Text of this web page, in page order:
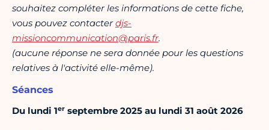
souhaitez compléter les informations de cette fiche,
vous pouvez contacterdjs-
missioncommunication@paris.fr.
(aucune réponse ne sera donnée pour les questions
relatives à l'activité elle-même).
Séances
Du lundi 1er septembre 2025 au lundi 31 août 2026